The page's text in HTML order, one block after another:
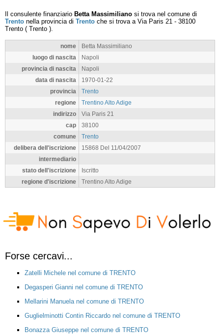
Il consulente finanziario Betta Massimiliano si trova nel comune di
Trento nella provincia di Trento che si trova a Via Paris 21 - 38100
Trento ( Trento ).
nome
Betta Massimiliano
luogo di nascita
Napoli
provincia di nascita
Napoli
data di nascita
1970-01-22
provincia
Trento
regione
Trentino Alto Adige
indirizzo
Via Paris 21
cap
38100
comune
Trento
delibera dell'iscrizione
15868 Del 11/04/2007
intermediario
stato dell'iscrizione
Iscritto
regione d'iscrizione
Trentino Alto Adige
Forse cercavi...
Zatelli Michele nel comune di TRENTO
Degasperi Gianni nel comune di TRENTO
Mellarini Manuela nel comune di TRENTO
Guglielminotti Contin Riccardo nel comune di TRENTO
Bonazza Giuseppe nel comune di TRENTO